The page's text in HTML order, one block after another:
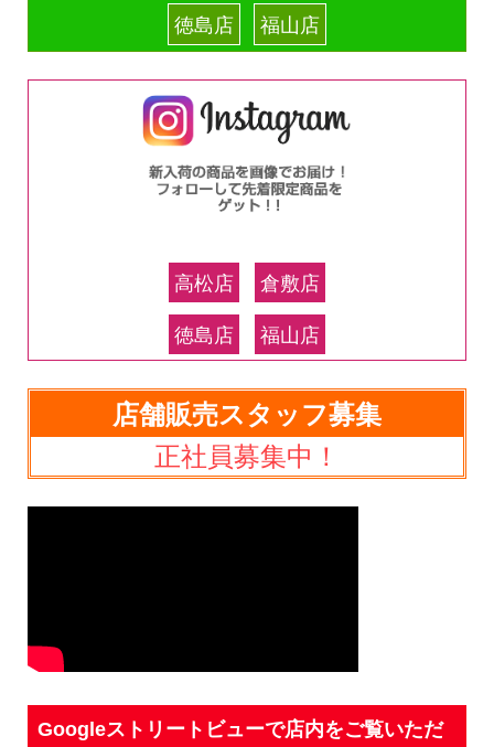
徳島店 福山店
高松店
倉敷店
徳島店
福山店
店舗販売スタッフ募集
正社員募集中！
Googleストリートビューで店内をご覧いただ